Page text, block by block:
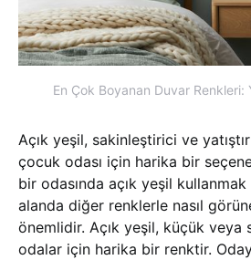
En Çok Boyanan Duvar Renkleri:
Açık yeşil, sakinleştirici ve
çocuk odası için harika bir
bir odasında açık yeşil
alanda diğer renklerle nasıl
önemlidir. Açık yeşil, küçük veya
odalar için harika bir renktir.